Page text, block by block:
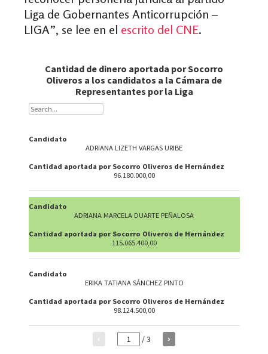
Liga de Gobernantes Anticorrupción –
LIGA”, se lee en el escrito del CNE.